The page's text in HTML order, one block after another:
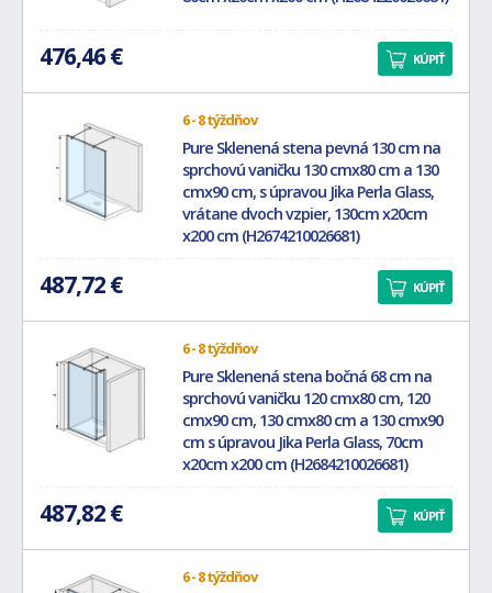
476,46 € KÚPIŤ
6 - 8 týždňov
Pure Sklenená stena pevná 130 cm na
sprchovú vaničku 130 cmx80 cm a 130
cmx90 cm, s úpravou Jika Perla Glass,
vrátane dvoch vzpier, 130cm x20cm
x200 cm (H2674210026681)
487,72 € KÚPIŤ
6 - 8 týždňov
Pure Sklenená stena bočná 68 cm na
sprchovú vaničku 120 cmx80 cm, 120
cmx90 cm, 130 cmx80 cm a 130 cmx90
cm s úpravou Jika Perla Glass, 70cm
x20cm x200 cm (H2684210026681)
487,82 € KÚPIŤ
6 - 8 týždňov